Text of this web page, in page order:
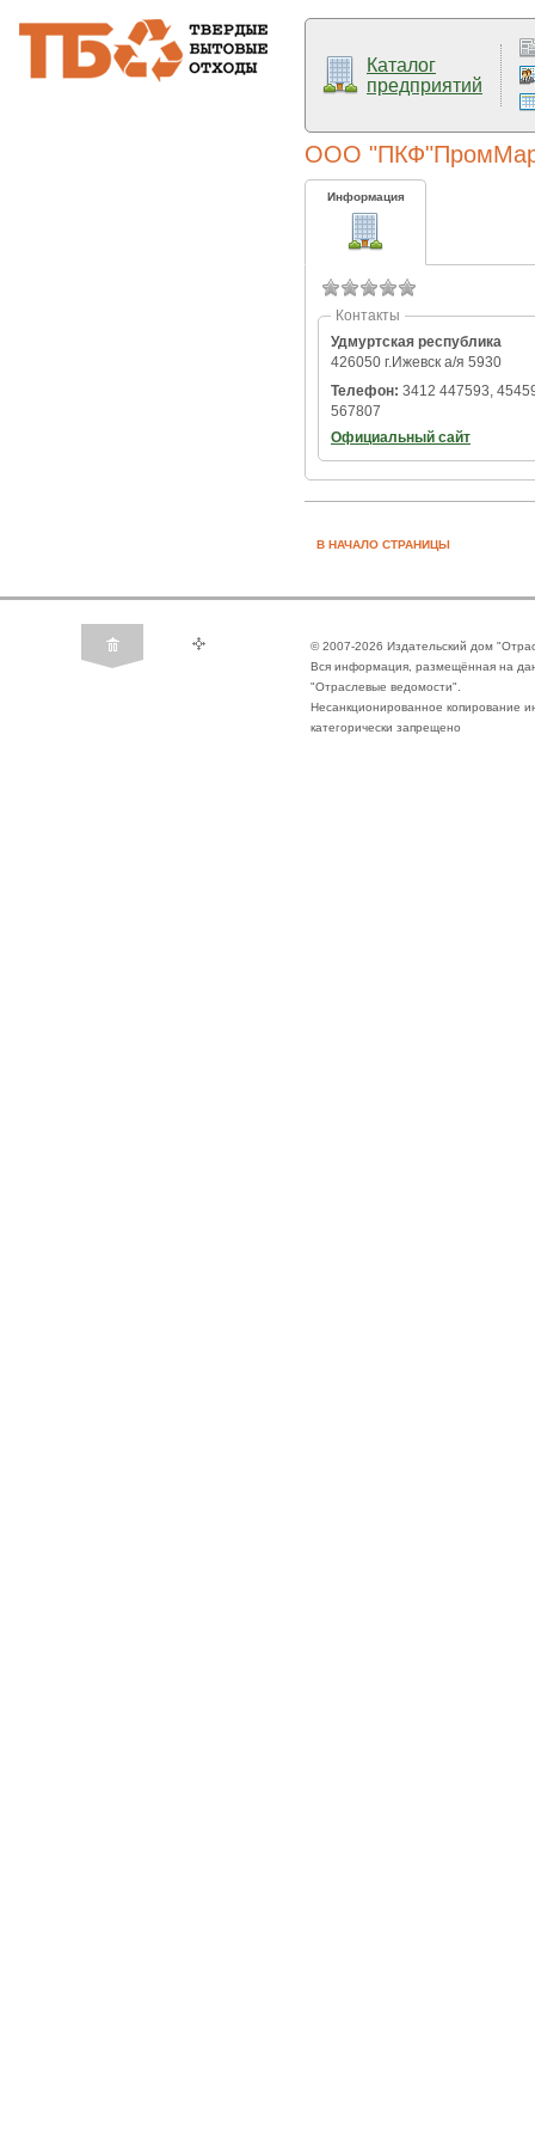
Каталог
предприятий
ООО
Информация
Контакты
Удмуртская республика
426050 г.Ижевск а/я 5930
Телефон: 3412 447593,
567807
Официальный сайт
В НАЧАЛО СТРАНИЦЫ
© 2007-2026 Издательский дом
Вся информация, размещённая на
"Отраслевые ведомости".
Несанкционированное копирование
категорически запрещено